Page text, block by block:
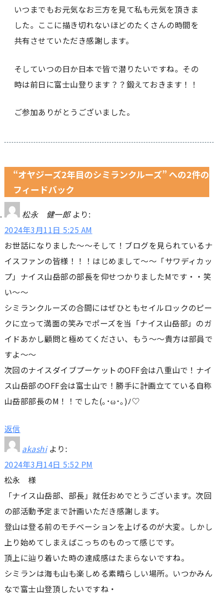
いつまでもお元気なお三方を見て私も元気を頂きま
した。ここに描き切れないほどのたくさんの時間を
共有させていただき感謝します。
そしていつの日か日本で皆で潜りたいですね。その
時は前日に富士山登ります？？鍛えておきます！！
ご参加ありがとうございました。
“オヤジーズ2年目のシミランクルーズ” への2件の
フィードバック
松永 健一郎 より:
2024年3月11日 5:25 AM
お世話になりました～～そして！ブログを見られているナ
イスファンの皆様！！！はじめまして～～「サワディカッ
プ」ナイス山岳部の部長を仰せつかりましたMです・・笑
い～～
シミランクルーズの合間にはぜひともセイルロックのピー
クに立って満面の笑みでポーズを当「ナイス山岳部」のガ
イドあかし顧問と極めてください、もう～～貴方は部員で
すよ～～
次回のナイスダイブプーケットのOFF会は八重山で！ナイ
ス山岳部のOFF会は富士山で！勝手に計画立てている自称
山岳部部長のM！！でした(｡･ω･｡)ﾉ♡
返信
akashi より:
2024年3月14日 5:52 PM
松永 様
「ナイス山岳部、部長」就任おめでとうございます。次回
の部活動予定まで計画いただき感謝します。
登山は登る前のモチベーションを上げるのが大変。しかし
上り始めてしまえばこっちのものって感じです。
頂上に辿り着いた時の達成感はたまらないですね。
シミランは海も山も楽しめる素晴らしい場所。いつかみん
なで富士山登頂したいですね・